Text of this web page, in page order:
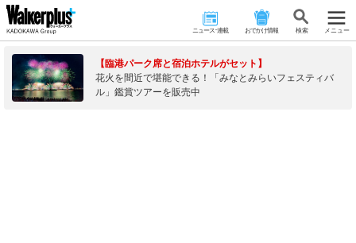
ニュース･連載 おでかけ情報 検 索 メニュー
【臨港パーク席と宿泊ホテルがセット】
花火を間近で堪能できる！「みなとみらいフェスティバ
ル」鑑賞ツアーを販売中